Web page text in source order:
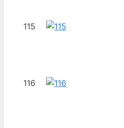
115
116